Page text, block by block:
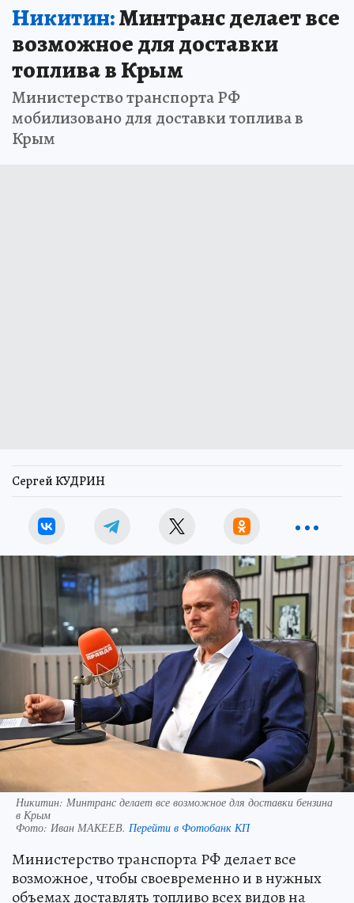
Никитин:Минтранс делает все
возможное для доставки
топлива в Крым
Министерство транспорта РФ
мобилизовано для доставки топлива в
Крым
Сергей КУДРИН
Никитин: Минтранс делает все возможное для доставки бензина
в Крым
Фото: Иван МАКЕЕВ. Перейти в Фотобанк КП
Министерство транспорта РФ делает все
возможное, чтобы своевременно и в нужных
объемах доставлять топливо всех видов на